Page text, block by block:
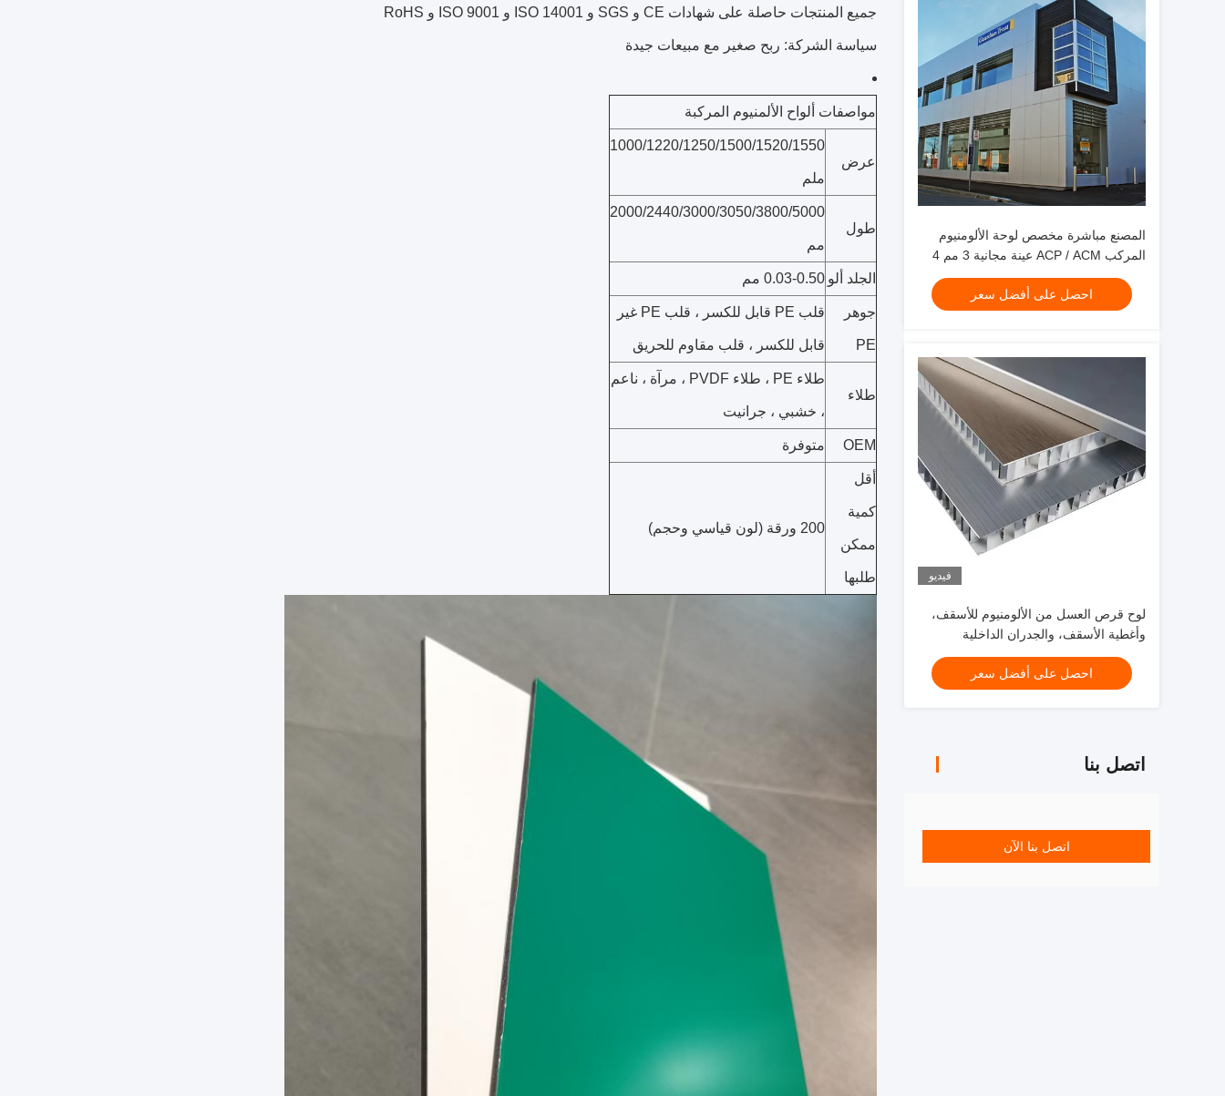
المصنع مباشرة مخصص لوحة الألومنيوم
المركب ACP / ACM عينة مجانية 3 مم 4
مم لتزيين الجدران الكسوة
احصل على أفضل سعر
فيديو
لوح قرص العسل من الألومنيوم للأسقف،
وأغطية الأسقف، والجدران الداخلية
والخارجية، إلخ.
احصل على أفضل سعر
اتصل بنا
اتصل بنا الآن
جميع المنتجات حاصلة على شهادات CE و SGS و ISO 14001 و ISO 9001 و RoHS
سياسة الشركة: ربح صغير مع مبيعات جيدة
مواصفات ألواح الألمنيوم المركبة
عرض
1000/1220/1250/1500/1520/1550
ملم
طول
2000/2440/3000/3050/3800/5000
مم
الجلد ألو 0.03-0.50 مم
جوهر
PE
قلب PE قابل للكسر ، قلب PE غير
قابل للكسر ، قلب مقاوم للحريق
طلاء
طلاء PE ، طلاء PVDF ، مرآة ، ناعم
، خشبي ، جرانيت
OEM متوفرة
أقل
كمية
ممكن
طلبها
200 ورقة (لون قياسي وحجم)